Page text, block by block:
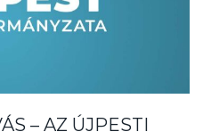
– AZ ÚJPESTI